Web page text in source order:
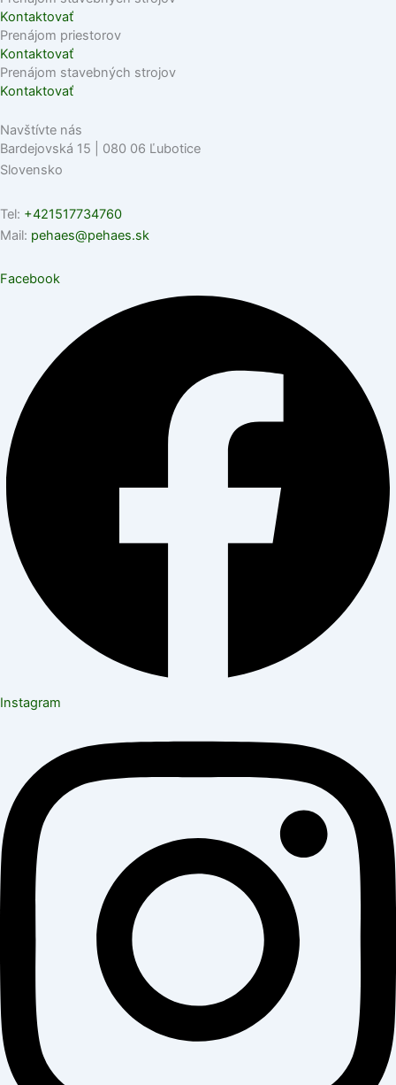
Kontaktovať
Prenájom priestorov
Kontaktovať
Prenájom stavebných strojov
Kontaktovať
Navštívte nás
Bardejovská 15 | 080 06 Ľubotice
Slovensko
Tel: +421517734760
Mail: pehaes@pehaes.sk
Facebook
Instagram